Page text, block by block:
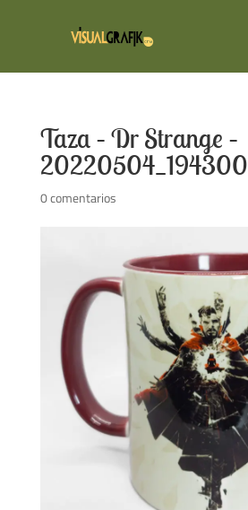
Taza – Dr Strange –
20220504_194300
0 comentarios